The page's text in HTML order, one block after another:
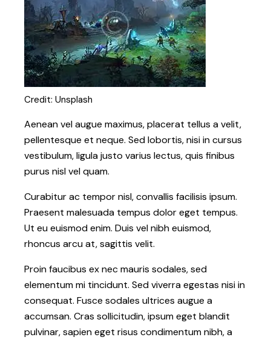
Credit: Unsplash
Aenean vel augue maximus, placerat tellus a velit,
pellentesque et neque. Sed lobortis, nisi in cursus
vestibulum, ligula justo varius lectus, quis finibus
purus nisl vel quam.
Curabitur ac tempor nisl, convallis facilisis ipsum.
Praesent malesuada tempus dolor eget tempus.
Ut eu euismod enim. Duis vel nibh euismod,
rhoncus arcu at, sagittis velit.
Proin faucibus ex nec mauris sodales, sed
elementum mi tincidunt. Sed viverra egestas nisi in
consequat. Fusce sodales ultrices augue a
accumsan. Cras sollicitudin, ipsum eget blandit
pulvinar, sapien eget risus condimentum nibh, a